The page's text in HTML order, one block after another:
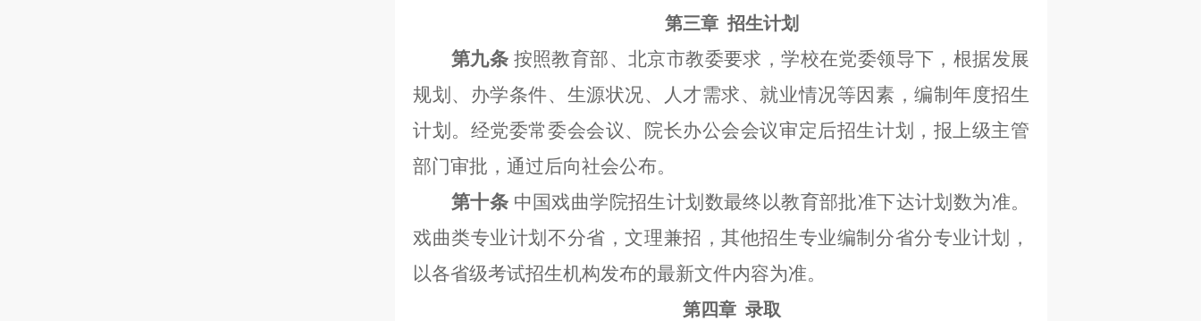
第三章 招生计划
第九条 按照教育部、北京市教委要求，学校在党委领导下，根据发展
规划、办学条件、生源状况、人才需求、就业情况等因素，编制年度招生
计划。经党委常委会会议、院长办公会会议审定后招生计划，报上级主管
部门审批，通过后向社会公布。
第十条 中国戏曲学院招生计划数最终以教育部批准下达计划数为准。
戏曲类专业计划不分省，文理兼招，其他招生专业编制分省分专业计划，
以各省级考试招生机构发布的最新文件内容为准。
第四章 录取